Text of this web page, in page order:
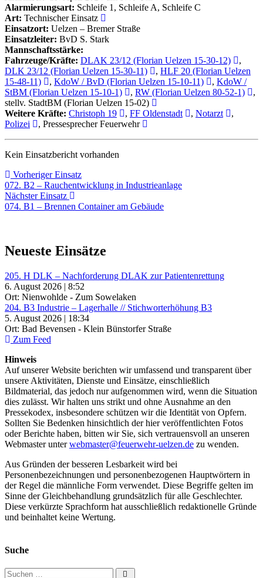
Alarmierungsart: Schleife 1, Schleife A, Schleife C
Art: Technischer Einsatz
Einsatzort: Uelzen – Bremer Straße
Einsatzleiter: BvD S. Stark
Mannschaftsstärke:
Fahrzeuge/Kräfte: DLAK 23/12 (Florian Uelzen 15-30-12)
,
DLK 23/12 (Florian Uelzen 15-30-11)
, HLF 20 (Florian Uelzen
15-48-11)
, KdoW / BvD (Florian Uelzen 15-10-11) , KdoW /
StBM (Florian Uelzen 15-10-1)
, RW (Florian Uelzen 80-52-1)
,
stellv. StadtBM (Florian Uelzen 15-02)
Weitere Kräfte: Christoph 19 , FF Oldenstadt , Notarzt
,
Polizei
, Pressesprecher Feuerwehr
Kein Einsatzbericht vorhanden
Beitragsnavigation
Vorheriger EinsatzVorheriger
Einsatz:
072. B2 – Rauchentwicklung in Industrieanlage
Nächster Einsatz
Einsatz:
074. B1 – Brennen Container am Gebäude
Neueste Einsätze
205. H DLK – Nachforderung DLAK zur Patientenrettung
6. August 2026 | 8:52
Ort: Nienwohlde - Zum Sowelaken
204. B3 Industrie – Lagerhalle // Stichworterhöhung B3
5. August 2026 | 18:34
Ort: Bad Bevensen - Klein Bünstorfer Straße
Zum Feed
Hinweis
Auf unserer Website berichten wir umfassend und transparent über
unsere Aktivitäten, Dienste und Einsätze, einschließlich
Bildmaterial, das jedoch nur aufgenommen wird, wenn die Situation
dies zulässt. Wir halten uns strikt und ohne Ausnahme an den
Pressekodex, insbesondere schützen wir die Identität von Opfern.
Sollten Sie Bedenken hinsichtlich der hier veröffentlichten Fotos
oder Berichte haben, bitten wir Sie, sich vertrauensvoll an unseren
Webmaster unterwebmaster@feuerwehr-uelzen.de zu wenden.
Aus Gründen der besseren Lesbarkeit wird bei
Personenbezeichnungen und personenbezogenen Hauptwörtern in
der Regel die männliche Form verwendet. Diese Begriffe gelten im
Sinne der Gleichbehandlung grundsätzlich für alle Geschlechter.
Diese verkürzte Sprachform hat ausschließlich redaktionelle Gründe
und beinhaltet keine Wertung.
Suche
Suchen nach: